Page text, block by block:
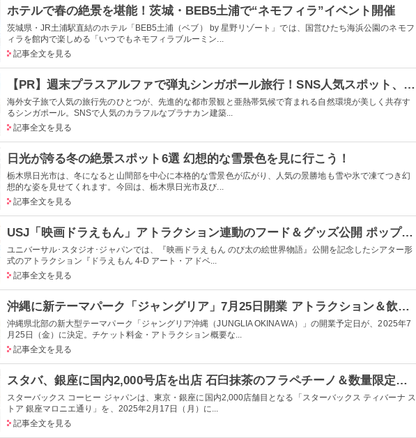
ホテルで春の絶景を堪能！茨城・BEB5土浦で“ネモフィラ”イベント開催
茨城県・JR土浦駅直結のホテル「BEB5土浦（ベブ） by 星野リゾート」では、国営ひたち海浜公園のネモフ
ィラを館内で楽しめる「いつでもネモフィラブルーミン...
記事全文を見る
【PR】週末プラスアルファで弾丸シンガポール旅行！SNS人気スポット、グルメにアート体験まで巡り尽くそう
海外女子旅で人気の旅行先のひとつが、先進的な都市景観と亜熱帯気候で育まれる自然環境が美しく共存す
るシンガポール。SNSで人気のカラフルなプラナカン建築...
記事全文を見る
日光が誇る冬の絶景スポット6選 幻想的な雪景色を見に行こう！
栃木県日光市は、冬になると山間部を中心に本格的な雪景色が広がり、人気の景勝地も雪や氷で凍てつき幻
想的な姿を見せてくれます。今回は、栃木県日光市及び...
記事全文を見る
USJ「映画ドラえもん」アトラクション連動のフード＆グッズ公開 ポップコーンバケツやカチューシャなど
ユニバーサル･スタジオ･ジャパンでは、『映画ドラえもん のび太の絵世界物語』公開を記念したシアター形
式のアトラクション『ドラえもん 4-D アート・アドベ...
記事全文を見る
沖縄に新テーマパーク「ジャングリア」7月25日開業 アトラクション＆飲食施設の一部概要明らかに
沖縄県北部の新大型テーマパーク「ジャングリア沖縄（JUNGLIA OKINAWA）」の開業予定日が、2025年7
月25日（金）に決定。チケット料金・アトラクション概要な...
記事全文を見る
スタバ、銀座に国内2,000号店を出店 石臼抹茶のフラペチーノ＆数量限定ムースティーなど
スターバックス コーヒー ジャパンは、東京・銀座に国内2,000店舗目となる「スターバックス ティバーナ ス
トア 銀座マロニエ通り」を、2025年2月17日（月）に...
記事全文を見る